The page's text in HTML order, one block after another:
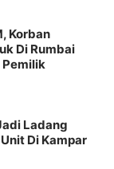
Korban
Di Rumbai
Pemilik
Ladang
Di Kampar